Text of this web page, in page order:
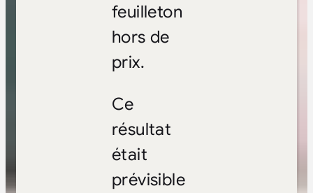
feuilleton
hors de
prix.
Ce
résultat
était
prévisible